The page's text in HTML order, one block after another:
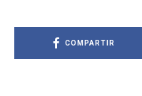
COMPARTIR